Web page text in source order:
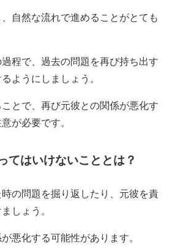
自然な流れで進めることがとても
程で、過去の問題を再び持ち出す
ようにしましょう。
とで、再び元彼との関係が悪化す
が必要です。
てはいけないこととは？
の問題を掘り返したり、元彼を責
しょう。
悪化する可能性があります。